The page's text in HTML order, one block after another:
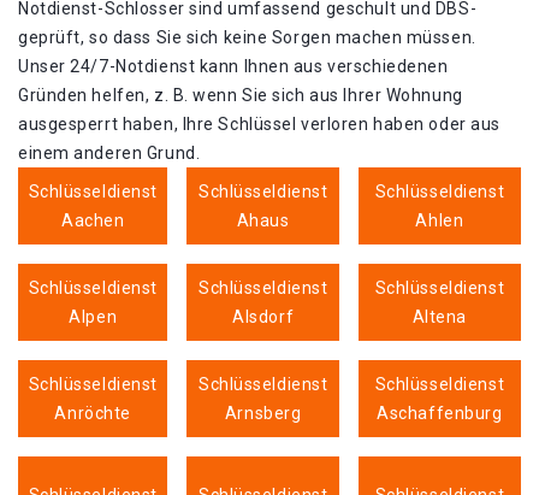
Notdienst-Schlosser sind umfassend geschult und DBS-
geprüft, so dass Sie sich keine Sorgen machen müssen.
Unser 24/7-Notdienst kann Ihnen aus verschiedenen
Gründen helfen, z. B. wenn Sie sich aus Ihrer Wohnung
ausgesperrt haben, Ihre Schlüssel verloren haben oder aus
einem anderen Grund.
Schlüsseldienst
Aachen
Schlüsseldienst
Ahaus
Schlüsseldienst
Ahlen
Schlüsseldienst
Alpen
Schlüsseldienst
Alsdorf
Schlüsseldienst
Altena
Schlüsseldienst
Anröchte
Schlüsseldienst
Arnsberg
Schlüsseldienst
Aschaffenburg